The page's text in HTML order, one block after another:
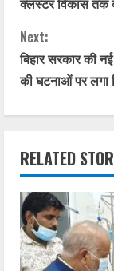
n
t
u
e
R
Next:
बिहार सरकार की
की घटनाओं पर लगा
RELATED